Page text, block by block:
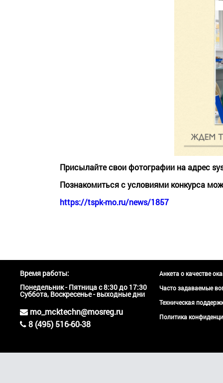
Присылайте свои фотографии на адрес
Познакомиться с условиями конкурса
https://tspk-mo.ru/news/1857
Время работы:
Понедельник - Пятница с 8:30 до 17:30
Суббота, Воскресенье - выходные дни
mo_mcktechn@mosreg.ru
8 (495) 516-60-38
Анкета о качестве
Часто задаваемые
Техническая
Политика